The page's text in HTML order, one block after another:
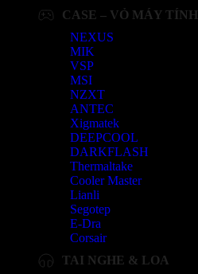
CASE – VỎ MÁY TÍNH
NEXUS
MIK
VSP
MSI
NZXT
ANTEC
Xigmatek
DEEPCOOL
DARKFLASH
Thermaltake
Cooler Master
Lianli
Segotep
E-Dra
Corsair
TAI NGHE & LOA